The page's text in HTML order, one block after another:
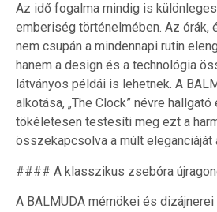
Az idő fogalma mindig is
emberiség történelmében. Az órák,
nem csupán a mindennapi rutin
hanem a design és a technológia
látványos példái is lehetnek. A
alkotása, „The Clock” névre
tökéletesen testesíti meg ezt a
összekapcsolva a múlt eleganciáját
#### A klasszikus zsebóra
A BALMUDA mérnökei és